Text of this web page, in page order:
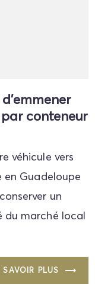
conteneur
véhicule vers
en Guadeloupe
un
du marché local
SAVOIR PLUS